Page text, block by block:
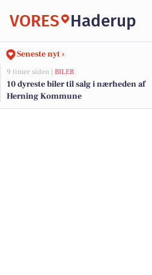
VORES Haderup
Seneste nyt ›
9 timer siden | BILER
10 dyreste biler til salg i nærheden af
Herning Kommune